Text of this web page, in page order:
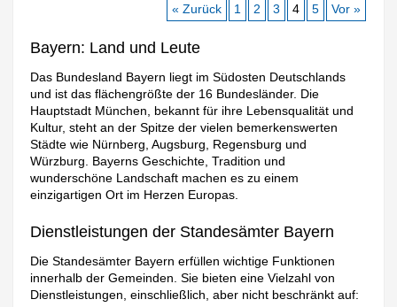
« Zurück 1 2 3 4 5 Vor »
Bayern: Land und Leute
Das Bundesland Bayern liegt im Südosten Deutschlands
und ist das flächengrößte der 16 Bundesländer. Die
Hauptstadt München, bekannt für ihre Lebensqualität und
Kultur, steht an der Spitze der vielen bemerkenswerten
Städte wie Nürnberg, Augsburg, Regensburg und
Würzburg. Bayerns Geschichte, Tradition und
wunderschöne Landschaft machen es zu einem
einzigartigen Ort im Herzen Europas.
Dienstleistungen der Standesämter Bayern
Die Standesämter Bayern erfüllen wichtige Funktionen
innerhalb der Gemeinden. Sie bieten eine Vielzahl von
Dienstleistungen, einschließlich, aber nicht beschränkt auf: